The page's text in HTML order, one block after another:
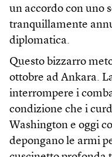
un accordo con uno
tranquillamente
diplomatica.
Questo bizzarro
ottobre ad Ankara.
interrompere i
condizione che i
Washington e oggi
depongano le armi